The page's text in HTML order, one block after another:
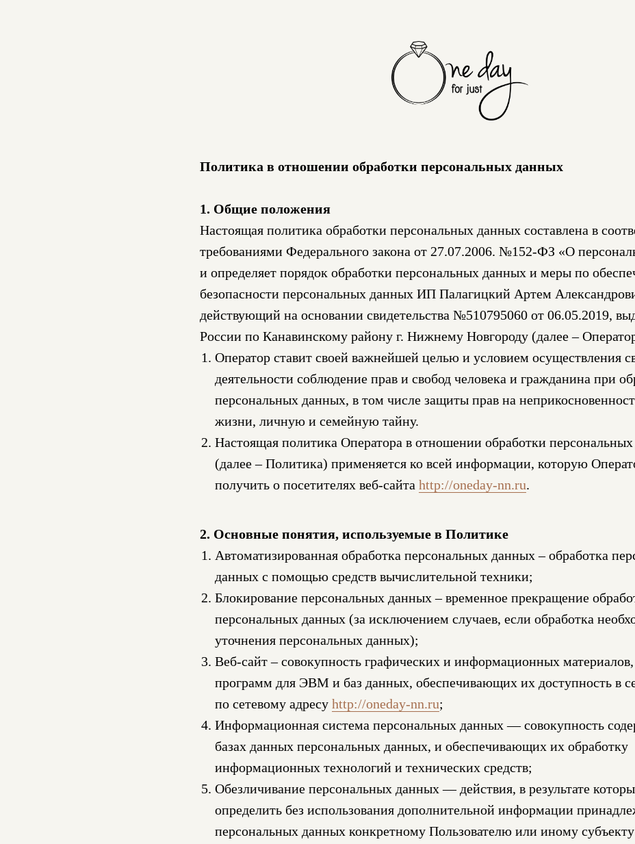
Политика в отношении обработки персональных данных
1. Общие положения
Настоящая политика обработки персональных данных составлена в
требованиями Федерального закона от 27.07.2006. №152-ФЗ «О
и определяет порядок обработки персональных данных и меры по
безопасности персональных данных ИП Палагицкий Артем
действующий на основании свидетельства №510795060 от 06.05.2019,
России по Канавинскому району г. Нижнему Новгороду (далее –
Оператор ставит своей важнейшей целью и условием осуществления
деятельности соблюдение прав и свобод человека и гражданина при
персональных данных, в том числе защиты прав на
жизни, личную и семейную тайну.
Настоящая политика Оператора в отношении обработки
(далее – Политика) применяется ко всей информации, которую
получить о посетителях веб-сайта http://oneday-nn.ru.
2. Основные понятия, используемые в Политике
Автоматизированная обработка персональных данных – обработка
данных с помощью средств вычислительной техники;
Блокирование персональных данных – временное прекращение
персональных данных (за исключением случаев, если обработка
уточнения персональных данных);
Веб-сайт – совокупность графических и информационных
программ для ЭВМ и баз данных, обеспечивающих их доступность в
по сетевому адресу http://oneday-nn.ru;
Информационная система персональных данных — совокупность
базах данных персональных данных, и обеспечивающих их обработку
информационных технологий и технических средств;
Обезличивание персональных данных — действия, в результате
определить без использования дополнительной информации
персональных данных конкретному Пользователю или иному субъекту